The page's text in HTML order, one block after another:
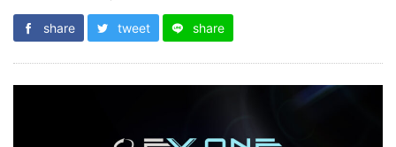
share tweet share